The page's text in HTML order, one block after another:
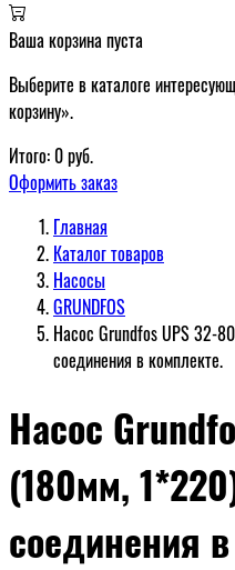
Ваша корзина пуста
Выберите в каталоге
корзину».
Итого: 0руб.
Оформить заказ
Главная
Каталог товаров
Насосы
GRUNDFOS
Насос Grundfos UPS 32-
соединения в комплекте.
Насос
(180мм,
соединения